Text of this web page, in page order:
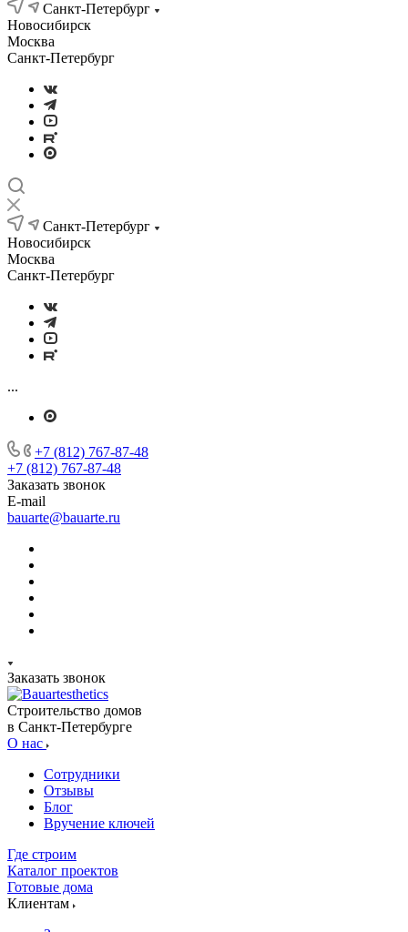
Санкт-Петербург
Новосибирск
Москва
Санкт-Петербург
Санкт-Петербург
Новосибирск
Москва
Санкт-Петербург
...
+7 (812) 767-87-48
+7 (812) 767-87-48
Заказать звонок
E-mail
bauarte@bauarte.ru
Заказать звонок
Строительство домов
в Санкт-Петербурге
О нас
Сотрудники
Отзывы
Блог
Вручение ключей
Где строим
Каталог проектов
Готовые дома
Клиентам